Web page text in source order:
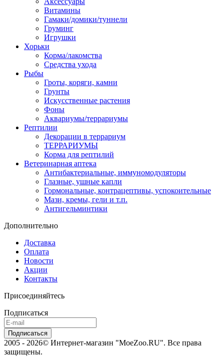
Витамины
Гамаки/домики/туннели
Груминг
Игрушки
Хорьки
Корма/лакомства
Средства ухода
Рыбы
Гроты, коряги, камни
Грунты
Искусственные растения
Фоны
Аквариумы/террариумы
Рептилии
Декорации в террариум
ТЕРРАРИУМЫ
Корма для рептилий
Ветеринарная аптека
Антибактериальные, иммуномодуляторы
Глазные, ушные капли
Гормональные, контрацептивы, успокоительные
Мази, кремы, гели и т.п.
Антигельминтики
Дополнительно
Доставка
Оплата
Новости
Акции
Контакты
Присоединяйтесь
Подписаться
2005 - 2026© Интернет-магазин "MoeZoo.RU". Все права
защищены.